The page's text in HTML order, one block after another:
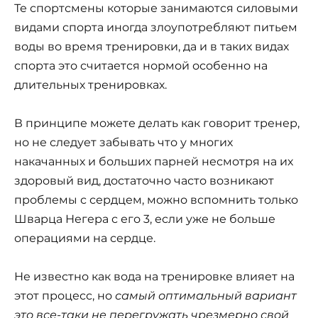
Те спортсмены которые занимаются силовыми
видами спорта иногда злоупотребляют питьем
воды во время тренировки, да и в таких видах
спорта это считается нормой особенно на
длительных тренировках.
В принципе можете делать как говорит тренер,
но не следует забывать что у многих
накачанных и больших парней несмотря на их
здоровый вид, достаточно часто возникают
проблемы с сердцем, можно вспомнить только
Шварца Негера с его 3, если уже не больше
операциями на сердце.
Не известно как вода на тренировке влияет на
этот процесс, но самый оптимальный вариант
это все-таки не перегружать чрезмерно свой